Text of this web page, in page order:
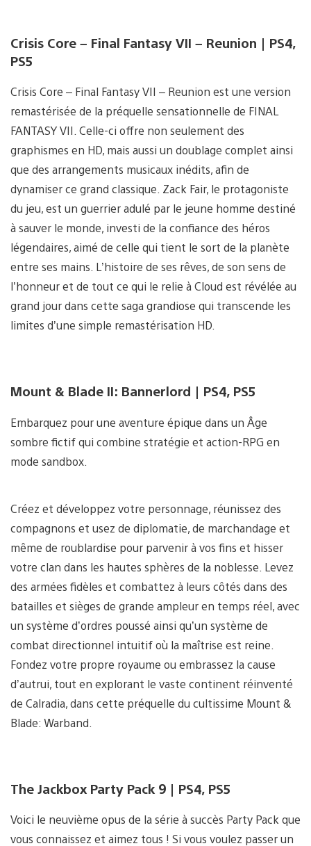
Crisis Core – Final Fantasy VII – Reunion | PS4,
PS5
Crisis Core – Final Fantasy VII – Reunion est une version
remastérisée de la préquelle sensationnelle de FINAL
FANTASY VII. Celle-ci offre non seulement des
graphismes en HD, mais aussi un doublage complet ainsi
que des arrangements musicaux inédits, afin de
dynamiser ce grand classique. Zack Fair, le protagoniste
du jeu, est un guerrier adulé par le jeune homme destiné
à sauver le monde, investi de la confiance des héros
légendaires, aimé de celle qui tient le sort de la planète
entre ses mains. L’histoire de ses rêves, de son sens de
l’honneur et de tout ce qui le relie à Cloud est révélée au
grand jour dans cette saga grandiose qui transcende les
limites d’une simple remastérisation HD.
Mount & Blade II: Bannerlord | PS4, PS5
Embarquez pour une aventure épique dans un Âge
sombre fictif qui combine stratégie et action-RPG en
mode sandbox.
Créez et développez votre personnage, réunissez des
compagnons et usez de diplomatie, de marchandage et
même de roublardise pour parvenir à vos fins et hisser
votre clan dans les hautes sphères de la noblesse. Levez
des armées fidèles et combattez à leurs côtés dans des
batailles et sièges de grande ampleur en temps réel, avec
un système d’ordres poussé ainsi qu’un système de
combat directionnel intuitif où la maîtrise est reine.
Fondez votre propre royaume ou embrassez la cause
d’autrui, tout en explorant le vaste continent réinventé
de Calradia, dans cette préquelle du cultissime Mount &
Blade: Warband.
The Jackbox Party Pack 9 | PS4, PS5
Voici le neuvième opus de la série à succès Party Pack que
vous connaissez et aimez tous ! Si vous voulez passer un